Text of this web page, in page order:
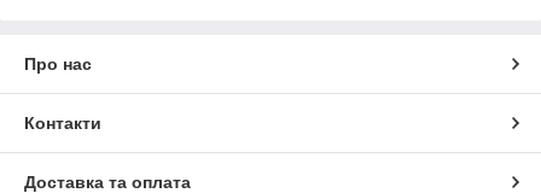
Про нас
Контакти
Доставка та оплата